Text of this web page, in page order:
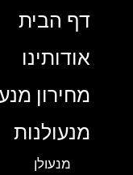
דף הבית
אודותינו
מחירון מנעולן
מנעולנות
מנעולן